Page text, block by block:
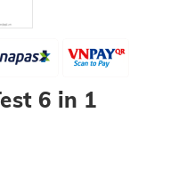
6 in 1